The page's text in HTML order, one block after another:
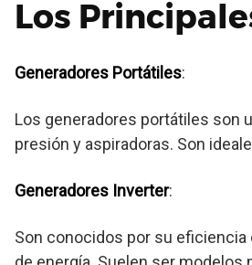
Los
Generadores Portátiles:
Los generadores portátiles son
presión y aspiradoras. Son
Generadores Inverter:
Son conocidos por su